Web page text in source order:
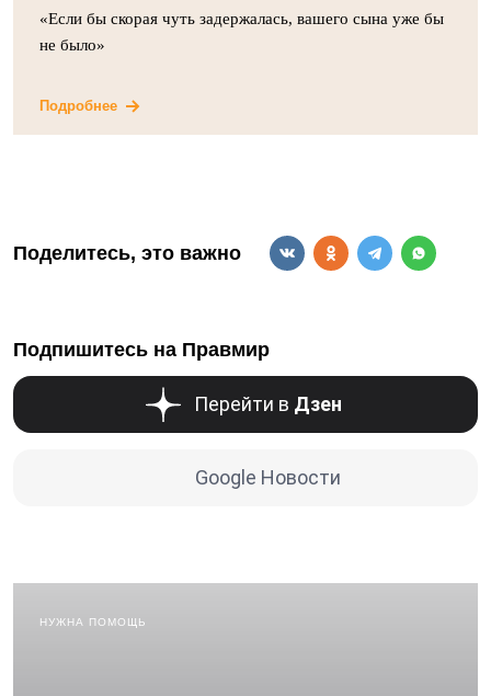
«Если бы скорая чуть задержалась, вашего сына уже бы
не было»
Подробнее
Поделитесь, это важно
Подпишитесь на Правмир
Перейти в Дзен
Google Новости
НУЖНА ПОМОЩЬ